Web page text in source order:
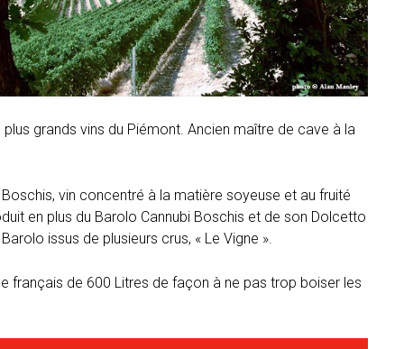
grands vins du Piémont. Ancien maître de cave à la
vin concentré à la matière soyeuse et au fruité
en plus du Barolo Cannubi Boschis et de son Dolcetto
issus de plusieurs crus, « Le Vigne ».
français de 600 Litres de façon à ne pas trop boiser les